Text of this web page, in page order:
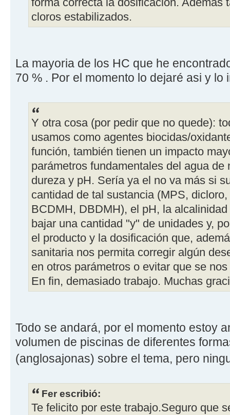
forma correcta la dosificación. Además
cloros estabilizados.
La mayoria de los HC que he
70 % . Por el momento lo dejaré asi y lo
Y otra cosa (por pedir que no quede):
usamos como agentes biocidas/
función, también tienen un impacto
parámetros fundamentales del agua
dureza y pH. Sería ya el no va más si
cantidad de tal sustancia (MPS,
BCDMH, DBDMH), el pH, la
bajar una cantidad "y" de unidades y,
el producto y la dosificación que,
sanitaria nos permita corregir algún
en otros parámetros o evitar que se
En fin, demasiado trabajo. Muchas
Todo se andará, por el momento estoy
volumen de piscinas de diferentes
(anglosajonas) sobre el tema, pero
Fer escribió:
Te felicito por este trabajo.Seguro que